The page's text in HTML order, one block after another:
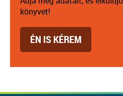
könyvet!
ÉN IS KÉREM